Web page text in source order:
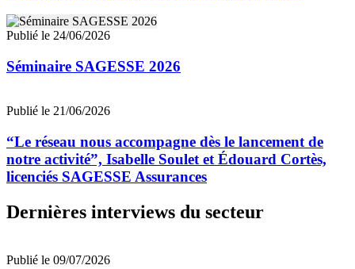
Publié le 24/06/2026
Séminaire SAGESSE 2026
Publié le 21/06/2026
“Le réseau nous accompagne dès le lancement de
notre activité”, Isabelle Soulet et Édouard Cortès,
licenciés SAGESSE Assurances
Dernières interviews du secteur
Publié le 09/07/2026